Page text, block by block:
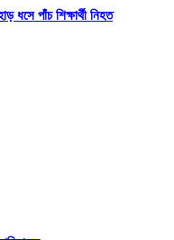
ধসে পাঁচ শিক্ষার্থী নিহত